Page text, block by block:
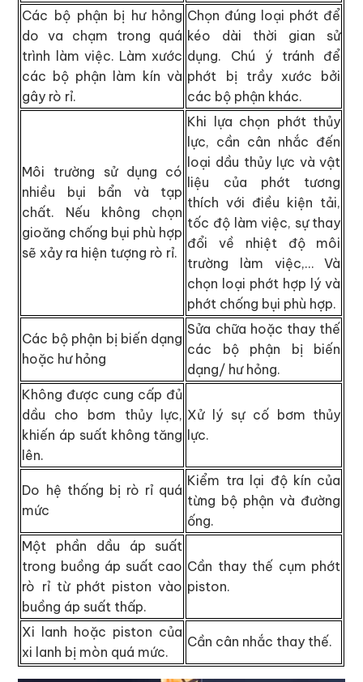
Các bộ phận bị hư hỏng
do va chạm trong quá
trình làm việc. Làm xước
các bộ phận làm kín và
gây rò rỉ.
Chọn đúng loại phớt để
kéo dài thời gian sử
dụng. Chú ý tránh để
phớt bị trầy xước bởi
các bộ phận khác.
Môi trường sử dụng có
nhiều bụi bẩn và tạp
chất. Nếu không chọn
gioăng chống bụi phù hợp
sẽ xảy ra hiện tượng rò rỉ.
Khi lựa chọn phớt thủy
lực, cần cân nhắc đến
loại dầu thủy lực và vật
liệu của phớt tương
thích với điều kiện tải,
tốc độ làm việc, sự thay
đổi về nhiệt độ môi
trường làm việc,… Và
chọn loại phớt hợp lý và
phớt chống bụi phù hợp.
Các bộ phận bị biến dạng
hoặc hư hỏng
Sửa chữa hoặc thay thế
các bộ phận bị biến
dạng/ hư hỏng.
Không được cung cấp đủ
dầu cho bơm thủy lực,
khiến áp suất không tăng
lên.
Xử lý sự cố bơm thủy
lực.
Do hệ thống bị rò rỉ quá
mức
Kiểm tra lại độ kín của
từng bộ phận và đường
ống.
Một phần dầu áp suất
trong buồng áp suất cao
rò rỉ từ phớt piston vào
buồng áp suất thấp.
Cần thay thế cụm phớt
piston.
Xi lanh hoặc piston của
xi lanh bị mòn quá mức.
Cần cân nhắc thay thế.